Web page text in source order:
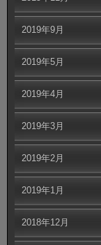
2019年9月
2019年5月
2019年4月
2019年3月
2019年2月
2019年1月
2018年12月